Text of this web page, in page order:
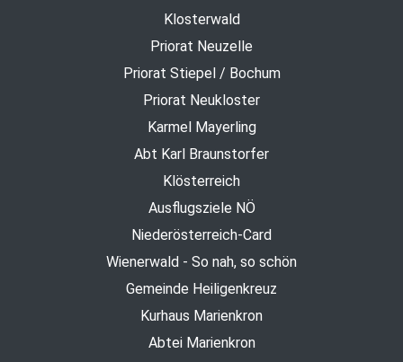
Klosterwald
Priorat Neuzelle
Priorat Stiepel / Bochum
Priorat Neukloster
Karmel Mayerling
Abt Karl Braunstorfer
Klösterreich
Ausflugsziele NÖ
Niederösterreich-Card
Wienerwald - So nah, so schön
Gemeinde Heiligenkreuz
Kurhaus Marienkron
Abtei Marienkron